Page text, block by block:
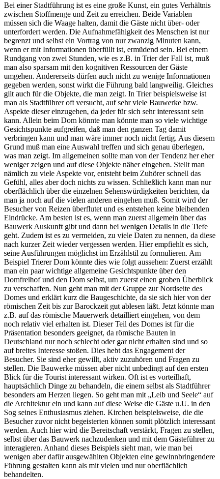
Bei einer Stadtführung ist es eine große Kunst, ein gutes Verhältnis
zwischen Stoffmenge und Zeit zu erreichen. Beide Variablen
müssen sich die Waage halten, damit die Gäste nicht über- oder
unterfordert werden. Die Aufnahmefähigkeit des Menschen ist nur
begrenzt und selbst ein Vortrag von nur zwanzig Minuten kann,
wenn er mit Informationen überfüllt ist, ermüdend sein. Bei einem
Rundgang von zwei Stunden, wie es z.B. in Trier der Fall ist, muß
man also sparsam mit den kognitiven Ressourcen der Gäste
umgehen. Andererseits dürfen auch nicht zu wenige Informationen
gegeben werden, sonst wirkt die Führung bald langweilig. Gleiches
gilt auch für die Objekte, die man zeigt. In Trier beispielsweise ist
man als Stadtführer oft versucht, auf sehr viele Bauwerke bzw.
Aspekte dieser einzugehen, da jeder für sich sehr interessant sein
kann. Allein beim Dom könnte man könnte man so viele wichtige
Gesichtspunkte aufgreifen, daß man den ganzen Tag damit
verbringen kann und man wäre immer noch nicht fertig. Aus diesem
Grund muß man eine Auswahl treffen und sich genau überlegen,
was man zeigt. Im allgemeinen sollte man von der Tendenz her eher
weniger zeigen und auf diese Objekte näher eingehen. Stellt man
nämlich zu viele Aspekte vor, entsteht beim Zuhörer schnell das
Gefühl, alles aber doch nichts zu wissen. Schließlich kann man nur
oberflächlich über die einzelnen Sehenswürdigkeiten berichten, da
man ja noch auf die vielen anderen eingehen muß. Somit wird der
Besucher von Reizen überflutet und es entstehen keine bleibenden
Eindrücke. Am besten ist es, wenn man zuerst allgemein über das
Bauwerk Auskunft gibt und dann bei wenigen Details in die Tiefe
geht. Zudem ist es zu vermeiden, zu viele Daten zu nennen, da diese
nach kurzer Zeit wieder vergessen werden. Hier empfiehlt es sich,
seine Ausführungen möglichst im Erzählstil zu formulieren. Am
Beispiel Trierer Dom könnte dies wie folgt aussehen: Zuerst erzählt
man ein paar wichtige allgemeine Gesichtspunkte über den
Domfreihof und den Dom selbst, um zuerst einen groben Überblick
zu verschaffen. Nun geht man mit der Gruppe zur Nordseite des
Domes und erklärt kurz die Baugeschichte, da sie sich hier von der
römischen Zeit bis zur Barockzeit gut ablesen läßt. Jetzt könnte man
z.B. auf das römische Mauerwerk detailliert eingehen, von dem
noch relativ viel erhalten ist. Dieser Teil des Domes ist für die
Präsentation besonders geeignet, da römische Bauten in
Deutschland nur noch schlecht oder gar nicht erhalten sind und so
auf breites Interesse stoßen. Dies hebt das Engagement der
Besucher. Sie sind eher gewillt, aktiv zuzuhören und Fragen zu
stellen. Die Bauwerke müssen aber nicht unbedingt auf den ersten
Blick für die Tourist interessant wirken. Oft ist es vorteilhaft,
hauptsächlich Dinge zu behandeln, die einem selbst als Stadtführer
besonders am Herzen liegen. So geht man mit „Leib und Seele“ auf
die Architektur ein und kann auf diese Weise die Gäste u.U. in den
Sog seines Enthusiasmus ziehen. Kirchen beispielsweise, die die
Besucher zuvor nicht begeisterten können somit plötzlich interessant
werden. Auch hier wird die Bereitschaft verstärkt, Fragen zu stellen,
selbst über das Bauwerk nachzudenken und mit dem Gästeführer zu
interagieren. Anhand dieses Beispiels sieht man, wie man bei
wenigen aber dafür ausgewählten Objekten eine gewinnbringendere
Führung gestalten kann als mit vielen und nur oberflächlich
behandelten.